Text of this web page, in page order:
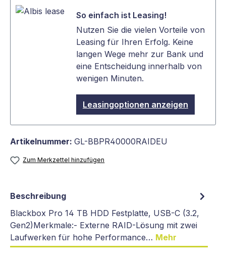
So einfach ist Leasing!
Nutzen Sie die vielen Vorteile von
Leasing für Ihren Erfolg. Keine
langen Wege mehr zur Bank und
eine Entscheidung innerhalb von
wenigen Minuten.
Leasingoptionen anzeigen
Artikelnummer: GL-BBPR40000RAIDEU
Zum Merkzettel hinzufügen
Beschreibung
Blackbox Pro 14 TB HDD Festplatte, USB-C (3.2,
Gen2)Merkmale:- Externe RAID-Lösung mit zwei
Laufwerken für hohe Performance… Mehr